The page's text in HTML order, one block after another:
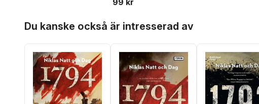
99 kr
Du kanske också är intresserad av